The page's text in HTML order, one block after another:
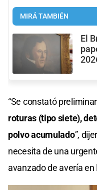
MIRÁ TAMBIÉN
El
“Se constató
roturas (tipo siete),
polvo acumulado”,
necesita de una
avanzado de avería en